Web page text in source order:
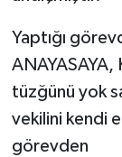
Yaptığı
ANAYASAYA,
tüzğünü yok
vekilini kendi
görevden